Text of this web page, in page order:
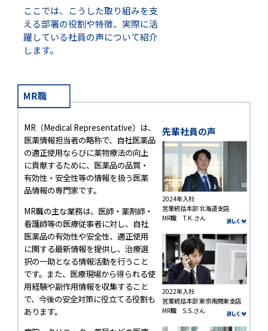
ここでは、こうした取り組みを支
える部署の役割や特徴、実際に活
躍している社員の声について紹介
します。
MR（Medical Representative）は、
医薬情報担当者の略称で、自社医薬品
の適正使用ならびに薬物療法の向上
に貢献するために、医薬品の品質・
有効性・安全性等の情報を扱う医薬
品情報の専門家です。
MR職の主な業務は、医師・薬剤師・
看護師等の医療従事者に対し、自社
医薬品の有効性や安全性、適正使用
に関する最新情報を提供し、治療選
択の一助となる情報活動を行うこと
です。また、医療現場から得られる使
用経験や副作用情報を収集すること
で、今後の安全対策に役立てる役割も
あります。
先輩社員の声
2024年入社
営業統括本部 北海道支店
MR職 T.K.さん
2022年入社
営業統括本部 東京南関東支店
MR職 S.S.さん